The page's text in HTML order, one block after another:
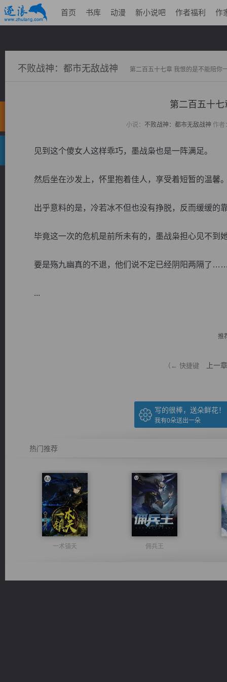
首页 书库 动漫 新小说吧 作者福利 作
不败战神：都市无敌战神 第二百五十七章 我恨的是不能陪你
第二百五十
小说： 不败战神：都市无敌战神 作者
见到这个傻女人这样乖巧，墨战枭也是一阵满足。
然后坐在沙发上，怀里抱着佳人，享受着短暂的温馨
出乎意料的是，冷若冰不但也没有挣脱，反而缓缓的
毕竟这一次的危机是前所未有的，墨战枭担心见不到
要是殇九幽真的不退，他们说不定已经阴阳两隔了
...
推
（← 快捷键 上一章
写的很棒，送朵鲜花！
我有0朵送出一朵
热门推荐
一术镇天 佣兵王